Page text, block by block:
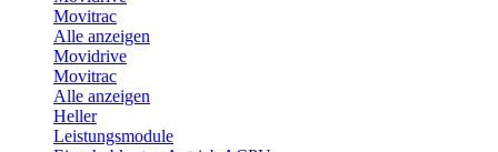
Movitrac
Alle anzeigen
Movidrive
Movitrac
Alle anzeigen
Heller
Leistungsmodule